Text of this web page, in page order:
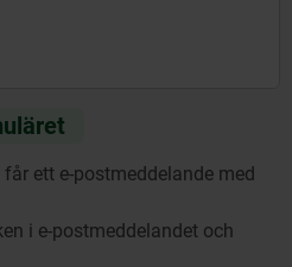
ett e-postmeddelande med
i e-postmeddelandet och